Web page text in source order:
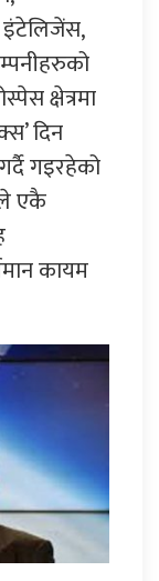
इंटेलिजेंस,
क्षेत्रमा
दिन
गइरहेको
ले एकै
कायम